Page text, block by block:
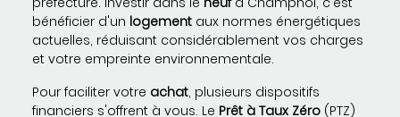
bénéficier d'un logement aux normes énergétiques
actuelles, réduisant considérablement vos charges
et votre empreinte environnementale.
Pour faciliter votre achat, plusieurs dispositifs
financiers s'offrent à vous. Le Prêt à Taux Zéro (PTZ)